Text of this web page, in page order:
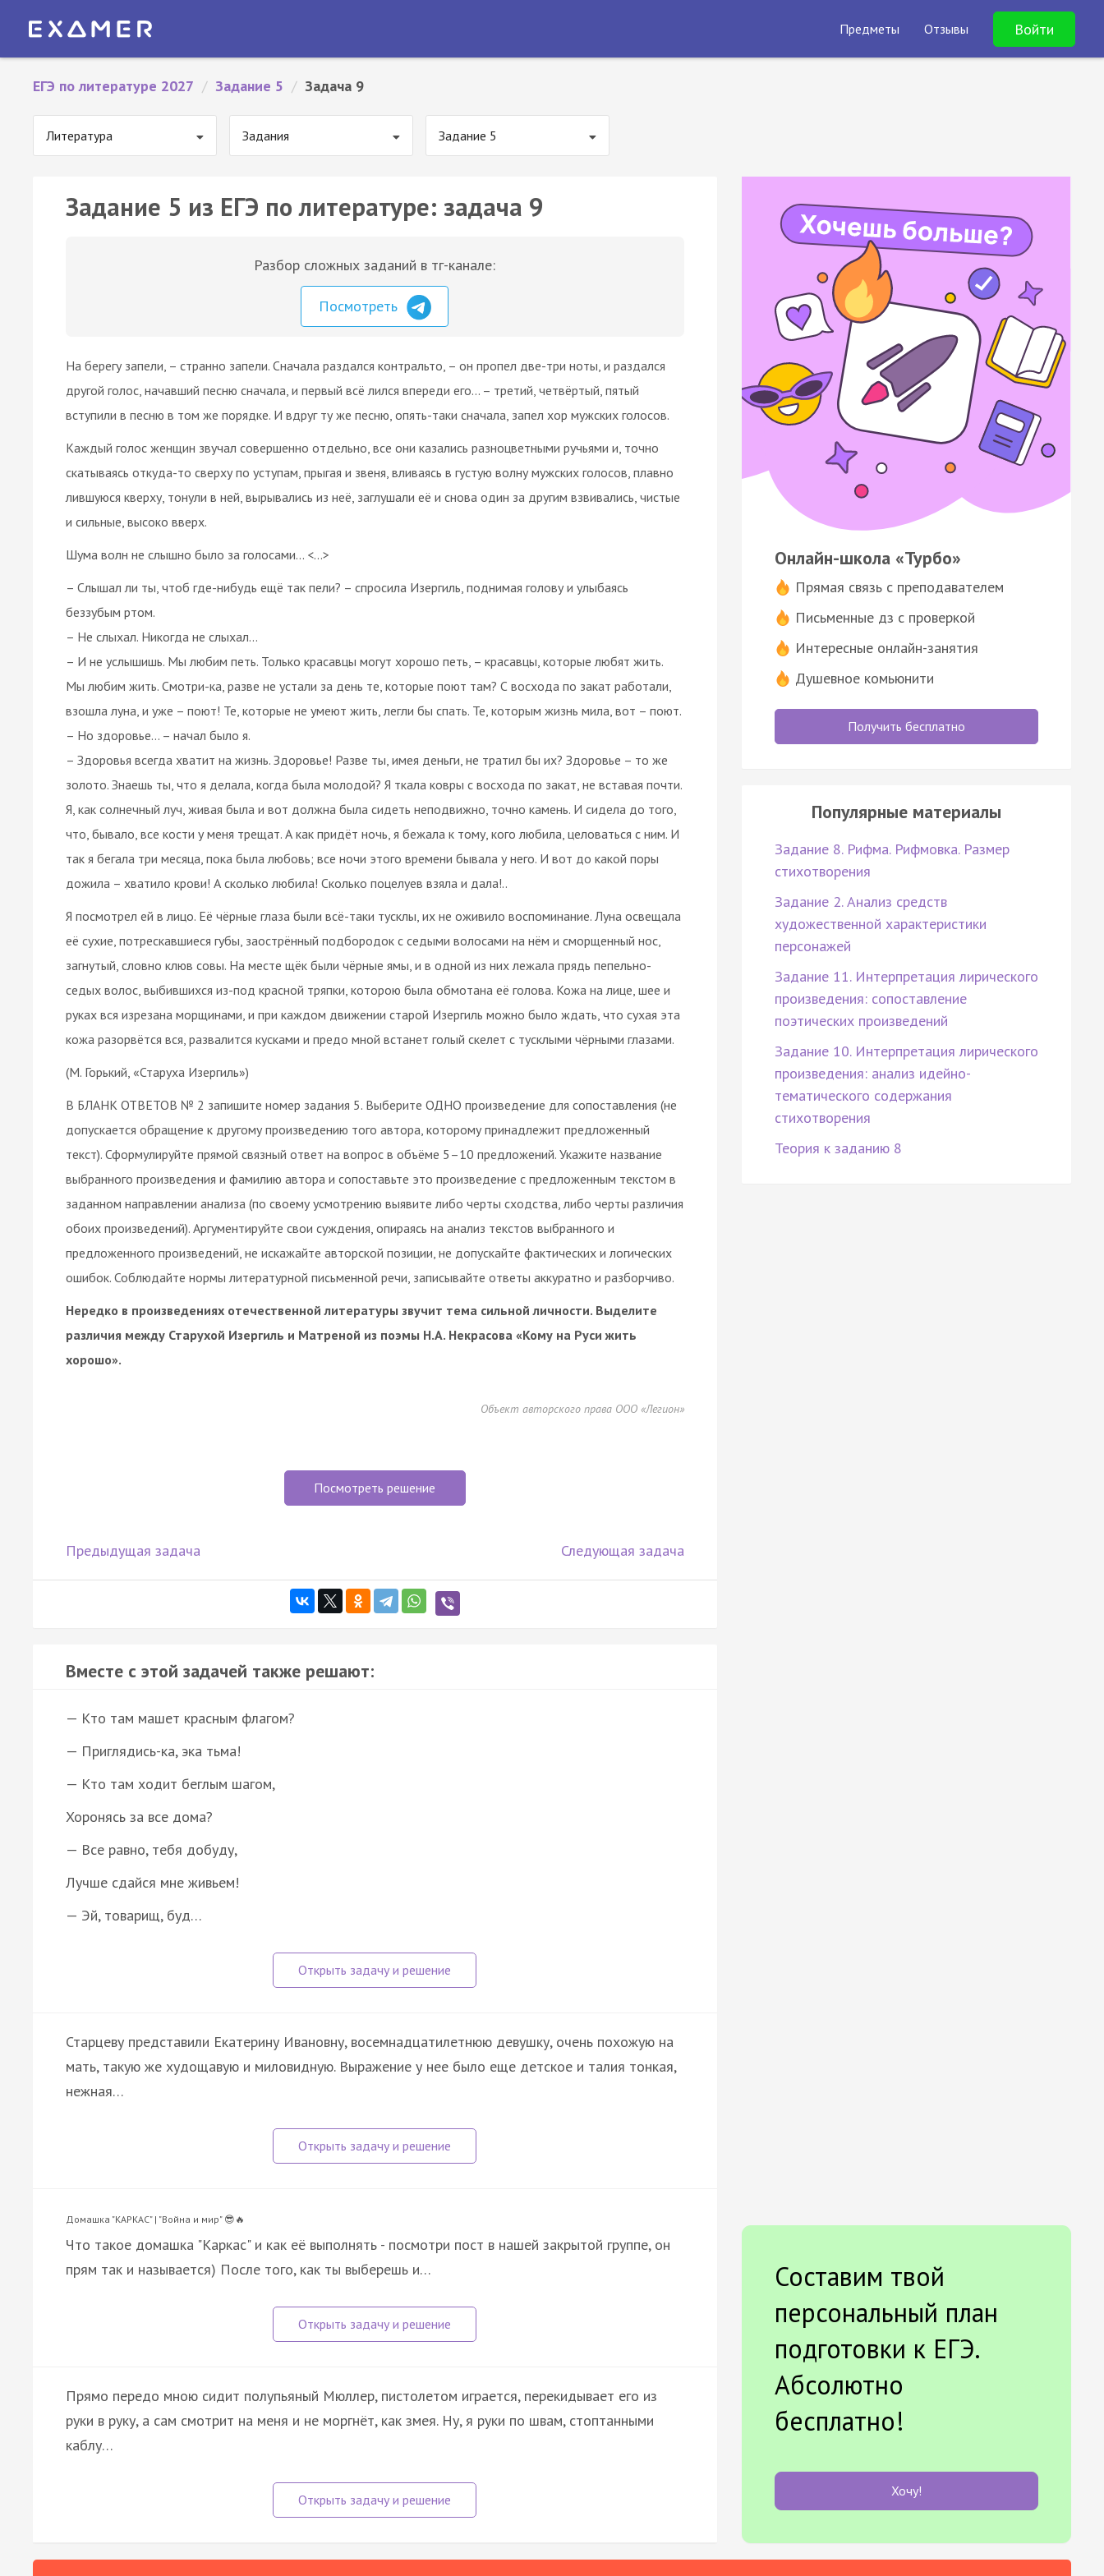
Предметы Отзывы Войти
ЕГЭ по литературе 2027 / Задание 5 / Задача 9
Литература Задания Задание 5
Задание 5 из ЕГЭ по литературе: задача 9
Разбор сложных заданий в тг-канале:
Посмотреть
На берегу запели, – странно запели. Сначала раздался контральто, – он пропел две-три ноты, и раздался
другой голос, начавший песню сначала, и первый всё лился впереди его... – третий, четвёртый, пятый
вступили в песню в том же порядке. И вдруг ту же песню, опять-таки сначала, запел хор мужских голосов.
Каждый голос женщин звучал совершенно отдельно, все они казались разноцветными ручьями и, точно
скатываясь откуда-то сверху по уступам, прыгая и звеня, вливаясь в густую волну мужских голосов, плавно
лившуюся кверху, тонули в ней, вырывались из неё, заглушали её и снова один за другим взвивались, чистые
и сильные, высоко вверх.
Шума волн не слышно было за голосами... <…>
– Слышал ли ты, чтоб где-нибудь ещё так пели? – спросила Изергиль, поднимая голову и улыбаясь
беззубым ртом.
– Не слыхал. Никогда не слыхал...
– И не услышишь. Мы любим петь. Только красавцы могут хорошо петь, – красавцы, которые любят жить.
Мы любим жить. Смотри-ка, разве не устали за день те, которые поют там? С восхода по закат работали,
взошла луна, и уже – поют! Те, которые не умеют жить, легли бы спать. Те, которым жизнь мила, вот – поют.
– Но здоровье... – начал было я.
– Здоровья всегда хватит на жизнь. Здоровье! Разве ты, имея деньги, не тратил бы их? Здоровье – то же
золото. Знаешь ты, что я делала, когда была молодой? Я ткала ковры с восхода по закат, не вставая почти.
Я, как солнечный луч, живая была и вот должна была сидеть неподвижно, точно камень. И сидела до того,
что, бывало, все кости у меня трещат. А как придёт ночь, я бежала к тому, кого любила, целоваться с ним. И
так я бегала три месяца, пока была любовь; все ночи этого времени бывала у него. И вот до какой поры
дожила – хватило крови! А сколько любила! Сколько поцелуев взяла и дала!..
Я посмотрел ей в лицо. Её чёрные глаза были всё-таки тусклы, их не оживило воспоминание. Луна освещала
её сухие, потрескавшиеся губы, заострённый подбородок с седыми волосами на нём и сморщенный нос,
загнутый, словно клюв совы. На месте щёк были чёрные ямы, и в одной из них лежала прядь пепельно-
седых волос, выбившихся из-под красной тряпки, которою была обмотана её голова. Кожа на лице, шее и
руках вся изрезана морщинами, и при каждом движении старой Изергиль можно было ждать, что сухая эта
кожа разорвётся вся, развалится кусками и предо мной встанет голый скелет с тусклыми чёрными глазами.
(М. Горький, «Старуха Изергиль»)
В БЛАНК ОТВЕТОВ № 2 запишите номер задания 5. Выберите ОДНО произведение для сопоставления (не
допускается обращение к другому произведению того автора, которому принадлежит предложенный
текст). Сформулируйте прямой связный ответ на вопрос в объёме 5–10 предложений. Укажите название
выбранного произведения и фамилию автора и сопоставьте это произведение с предложенным текстом в
заданном направлении анализа (по своему усмотрению выявите либо черты сходства, либо черты различия
обоих произведений). Аргументируйте свои суждения, опираясь на анализ текстов выбранного и
предложенного произведений, не искажайте авторской позиции, не допускайте фактических и логических
ошибок. Соблюдайте нормы литературной письменной речи, записывайте ответы аккуратно и разборчиво.
Нередко в произведениях отечественной литературы звучит тема сильной личности. Выделите
различия между Старухой Изергиль и Матреной из поэмы Н.А. Некрасова «Кому на Руси жить
хорошо».
Объект авторского права ООО «Легион»
Посмотреть решение
Предыдущая задача Следующая задача
Вместе с этой задачей также решают:
— Кто там машет красным флагом?
— Приглядись-ка, эка тьма!
— Кто там ходит беглым шагом,
Хоронясь за все дома?
— Все равно, тебя добуду,
Лучше сдайся мне живьем!
— Эй, товарищ, буд…
Старцеву представили Екатерину Ивановну, восемнадцатилетнюю девушку, очень похожую на
мать, такую же худощавую и миловидную. Выражение у нее было еще детское и талия тонкая,
нежная…
Домашка "КАРКАС" | "Война и мир" 😎🔥
Что такое домашка "Каркас" и как её выполнять - посмотри пост в нашей закрытой группе, он
прям так и называется) После того, как ты выберешь и…
Прямо передо мною сидит полупьяный Мюллер, пистолетом играется, перекидывает его из
руки в руку, а сам смотрит на меня и не моргнёт, как змея. Ну, я руки по швам, стоптанными
каблу…
Онлайн-школа «Турбо»
Прямая связь с преподавателем
Письменные дз с проверкой
Интересные онлайн-занятия
Душевное комьюнити
Получить бесплатно
Популярные материалы
Задание 8. Рифма. Рифмовка. Размер
стихотворения
Задание 2. Анализ средств
художественной характеристики
персонажей
Задание 11. Интерпретация лирического
произведения: сопоставление
поэтических произведений
Задание 10. Интерпретация лирического
произведения: анализ идейно-
тематического содержания
стихотворения
Теория к заданию 8
Составим твой
персональный план
подготовки к ЕГЭ.
Абсолютно
бесплатно!
Хочу!